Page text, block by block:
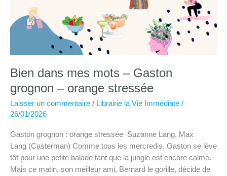
savez-
vous
fait
bien
Bien dans mes mots – Gaston
grognon – orange stressée
Laisser un commentaire / Librairie la Vie Immédiate /
26/01/2026
Gaston grognon : orange stressée Suzanne Lang, Max
Lang (Casterman) Comme tous les mercredis, Gaston se lève
tôt pour une petite balade tant que la jungle est encore calme.
Mais ce matin, son meilleur ami, Bernard le gorille, décide de